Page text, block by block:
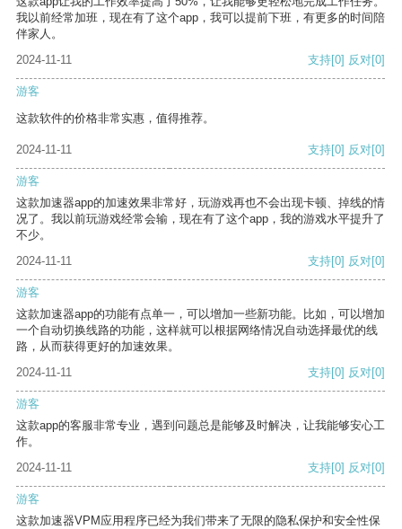
我以前经常加班，现在有了这个app，我可以提前下班，有更多的时间陪
伴家人。
2024-11-11
支持[0] 反对[0]
游客
这款软件的价格非常实惠，值得推荐。
2024-11-11 支持[0] 反对[0]
游客
这款加速器app的加速效果非常好，玩游戏再也不会出现卡顿、掉线的情
况了。我以前玩游戏经常会输，现在有了这个app，我的游戏水平提升了
不少。
2024-11-11
支持[0] 反对[0]
游客
这款加速器app的功能有点单一，可以增加一些新功能。比如，可以增加
一个自动切换线路的功能，这样就可以根据网络情况自动选择最优的线
路，从而获得更好的加速效果。
2024-11-11
支持[0] 反对[0]
游客
这款app的客服非常专业，遇到问题总是能够及时解决，让我能够安心工
作。
2024-11-11
支持[0] 反对[0]
游客
这款加速器VPM应用程序已经为我们带来了无限的隐私保护和安全性保